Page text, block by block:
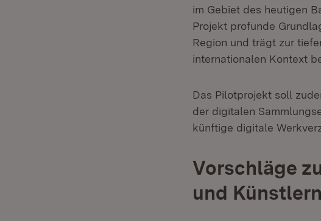
im Gebiet des heutigen
Projekt profunde
Region und trägt zur
internationalen Kontext
Das Pilotprojekt soll
der digitalen
künftige digitale
Vorschläge
und Künstlern